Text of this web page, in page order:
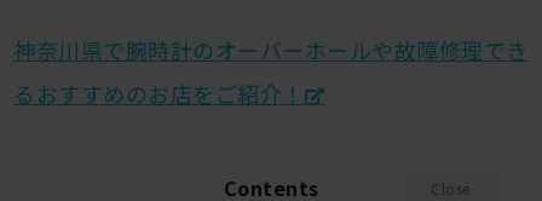
神奈川県で腕時計のオーバーホールや故障修理でき
るおすすめのお店をご紹介！
Contents Close